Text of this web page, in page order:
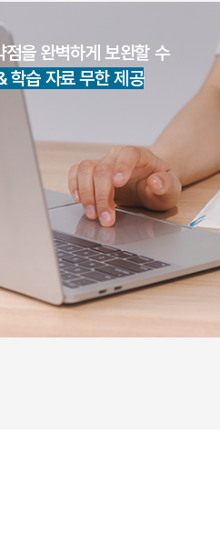
을 완벽하게 보완할 수
학습 자료 무한 제공